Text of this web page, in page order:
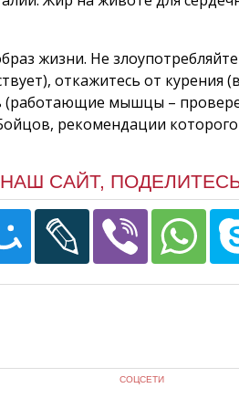
жизни. Не
откажитесь от курения
(работающие мышцы –
рекомендации
САЙТ,
СОЦСЕТИ